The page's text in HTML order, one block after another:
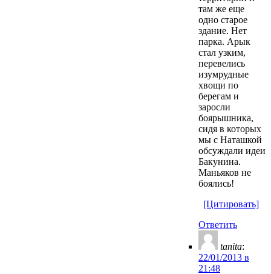
там же еще
одно старое
здание. Нет
парка. Арык
стал узким,
перевелись
изумрудные
хвощи по
берегам и
заросли
боярышника,
сидя в которых
мы с Наташкой
обсуждали идеи
Бакунина.
Маньяков не
боялись!
[Цитировать]
Ответить
tanita:
22/01/2013 в
21:48